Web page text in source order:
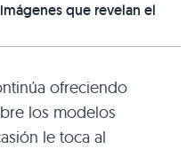
que revelan el
ofreciendo
los modelos
le toca al